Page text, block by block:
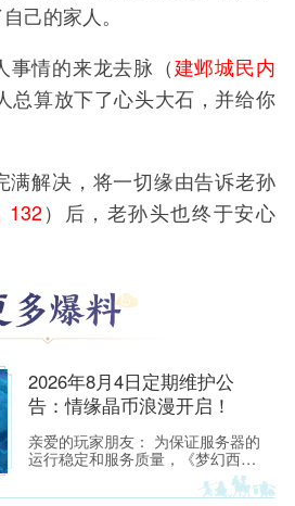
己的家人。
情的来龙去脉（建邺城民内
总算放下了心头大石，并给你
解决，将一切缘由告诉老孙
132）后，老孙头也终于安心
2026年8月4日定期维护公
告：情缘晶币浪漫开启！
亲爱的玩家朋友： 为保证服务器的
运行稳定和服务质量，《梦幻西
游》所有服务器将于2026年8月4日
上午8:00停机，进行每周例行的维